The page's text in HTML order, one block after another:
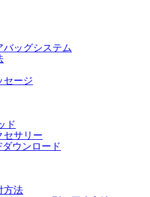
バッグシステム
セージ
ド
セサリー
ウンロード
方法